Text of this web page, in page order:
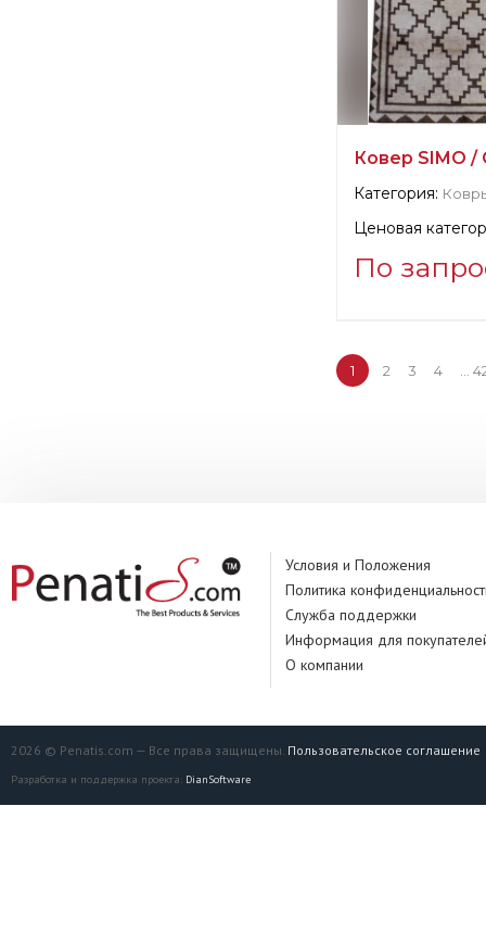
Ковер SIMO /
Категория:
Ценовая
По
SILK AVENUE
1 2 3 4
Условия и Положения
Политика
Служба поддержки
Информация для
О компании
2026 © Penatis.com — Все права защищены. Пользовательское соглашение
Разработка и поддержка проекта: DianSoftware